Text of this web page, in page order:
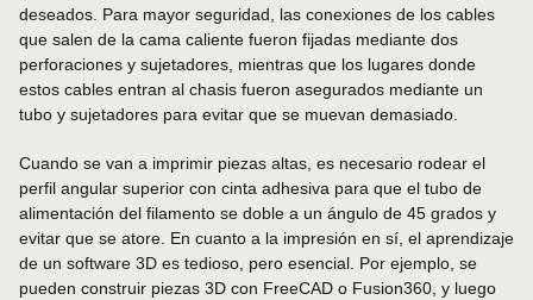
deseados. Para mayor seguridad, las conexiones de los cables
que salen de la cama caliente fueron fijadas mediante dos
perforaciones y sujetadores, mientras que los lugares donde
estos cables entran al chasis fueron asegurados mediante un
tubo y sujetadores para evitar que se muevan demasiado.
Cuando se van a imprimir piezas altas, es necesario rodear el
perfil angular superior con cinta adhesiva para que el tubo de
alimentación del filamento se doble a un ángulo de 45 grados y
evitar que se atore. En cuanto a la impresión en sí, el aprendizaje
de un software 3D es tedioso, pero esencial. Por ejemplo, se
pueden construir piezas 3D con FreeCAD o Fusion360, y luego